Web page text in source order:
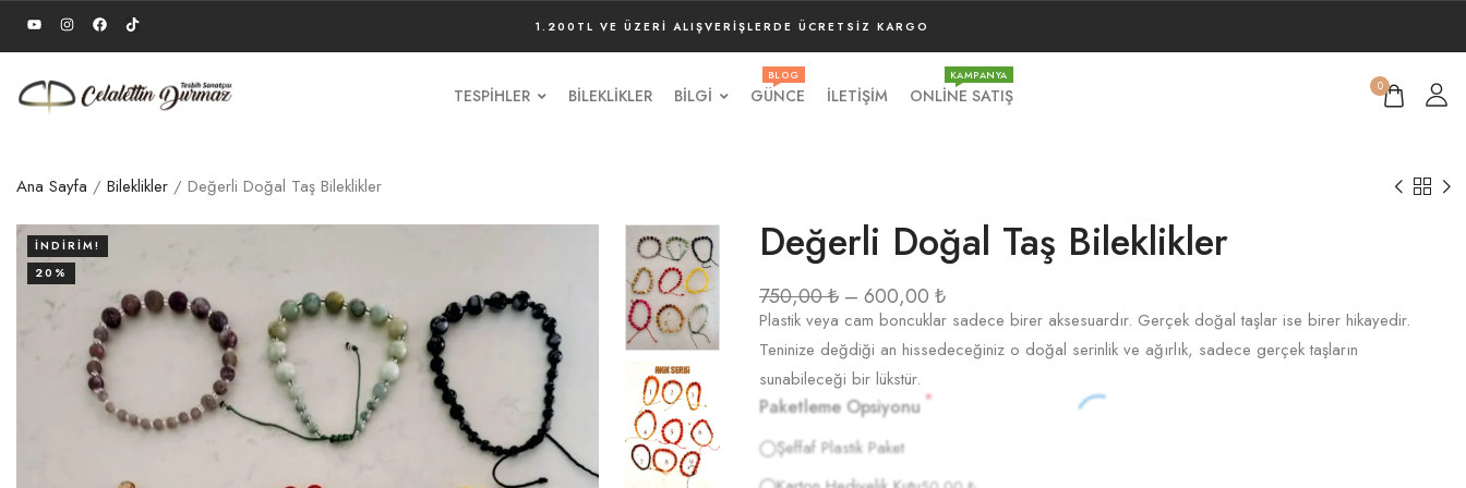
1.200TL VE ÜZERI ALIŞVERIŞLERDE ÜCRETSIZ KARGO
TESPIHLER BILEKLIKLER BILGI GÜNCE
BLOG
İLETIŞIM ONLINE SATIŞ
KAMPANYA
0
Ana Sayfa / Bileklikler / Değerli Doğal Taş Bileklikler
İNDIRIM!
20%
Değerli Doğal Taş Bileklikler
750,00₺ – 600,00 ₺
Plastik veya cam boncuklar sadece birer aksesuardır. Gerçek doğal taşlar ise birer hikayedir.
Teninize değdiği an hissedeceğiniz o doğal serinlik ve ağırlık, sadece gerçek taşların
sunabileceği bir lükstür.
Paketleme Opsiyonu*
Şeffaf Plastik Paket